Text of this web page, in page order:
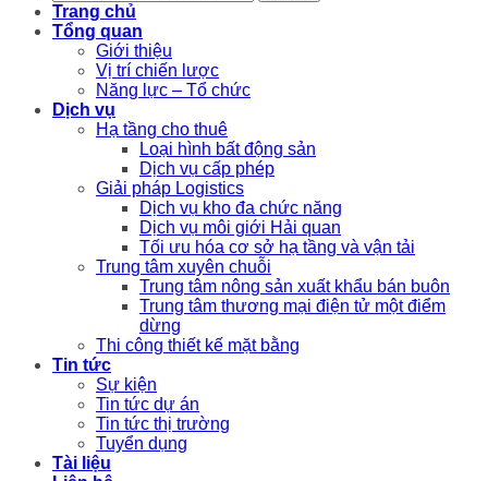
Trang chủ
Tổng quan
Giới thiệu
Vị trí chiến lược
Năng lực – Tổ chức
Dịch vụ
Hạ tầng cho thuê
Loại hình bất động sản
Dịch vụ cấp phép
Giải pháp Logistics
Dịch vụ kho đa chức năng
Dịch vụ môi giới Hải quan
Tối ưu hóa cơ sở hạ tầng và vận tải
Trung tâm xuyên chuỗi
Trung tâm nông sản xuất khẩu bán buôn
Trung tâm thương mại điện tử một điểm
dừng
Thi công thiết kế mặt bằng
Tin tức
Sự kiện
Tin tức dự án
Tin tức thị trường
Tuyển dụng
Tài liệu